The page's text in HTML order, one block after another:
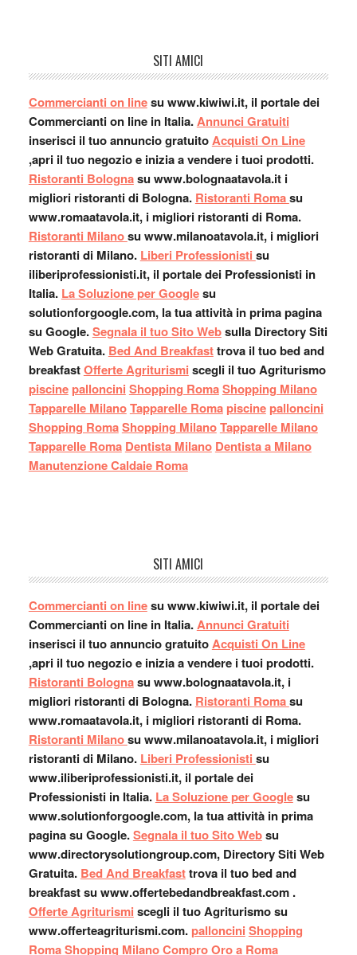
SITI AMICI
Commercianti on linesu www.kiwiwi.it, il portale dei
Commercianti on line in Italia.Annunci Gratuiti
inserisci il tuo annuncio gratuitoAcquisti On Line
,apri il tuo negozio e inizia a vendere i tuoi prodotti.
Ristoranti Bolognasu www.bolognaatavola.it i
migliori ristoranti di Bologna. Ristoranti Romasu
www.romaatavola.it, i migliori ristoranti di Roma.
Ristoranti Milanosu www.milanoatavola.it, i migliori
ristoranti di Milano. Liberi Professionisti su
iliberiprofessionisti.it, il portale dei Professionisti in
Italia. La Soluzione per Googlesu
solutionforgoogle.com, la tua attività in prima pagina
su Google.Segnala il tuo Sito Websulla Directory Siti
Web Gratuita. Bed And Breakfasttrova il tuo bed and
breakfastOfferte Agriturismi scegli il tuo Agriturismo
piscine palloncini Shopping RomaShopping Milano
Tapparelle MilanoTapparelle Roma piscine palloncini
Shopping RomaShopping MilanoTapparelle Milano
Tapparelle Roma Dentista Milano Dentista a Milano
Manutenzione Caldaie Roma
SITI AMICI
Commercianti on linesu www.kiwiwi.it, il portale dei
Commercianti on line in Italia.Annunci Gratuiti
inserisci il tuo annuncio gratuitoAcquisti On Line
,apri il tuo negozio e inizia a vendere i tuoi prodotti.
Ristoranti Bolognasu www.bolognaatavola.it, i
migliori ristoranti di Bologna. Ristoranti Romasu
www.romaatavola.it, i migliori ristoranti di Roma.
Ristoranti Milanosu www.milanoatavola.it, i migliori
ristoranti di Milano. Liberi Professionisti su
www.iliberiprofessionisti.it, il portale dei
Professionisti in Italia. La Soluzione per Googlesu
www.solutionforgoogle.com, la tua attività in prima
pagina su Google.Segnala il tuo Sito Websu
www.directorysolutiongroup.com, Directory Siti Web
Gratuita. Bed And Breakfasttrova il tuo bed and
breakfast su www.offertebedandbreakfast.com .
Offerte Agriturismi scegli il tuo Agriturismo su
www.offerteagriturismi.com. palloncini Shopping
RomaShopping MilanoCompro Oro a Roma